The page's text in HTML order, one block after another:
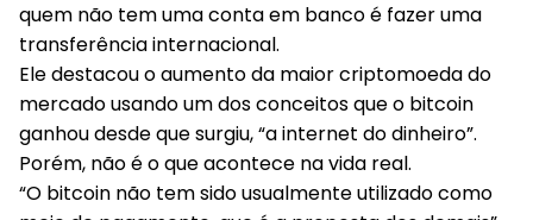
quem não tem uma conta em banco é fazer uma
transferência internacional.
Ele destacou o aumento da maior criptomoeda do
mercado usando um dos conceitos que o bitcoin
ganhou desde que surgiu, “a internet do dinheiro”.
Porém, não é o que acontece na vida real.
“O bitcoin não tem sido usualmente utilizado como